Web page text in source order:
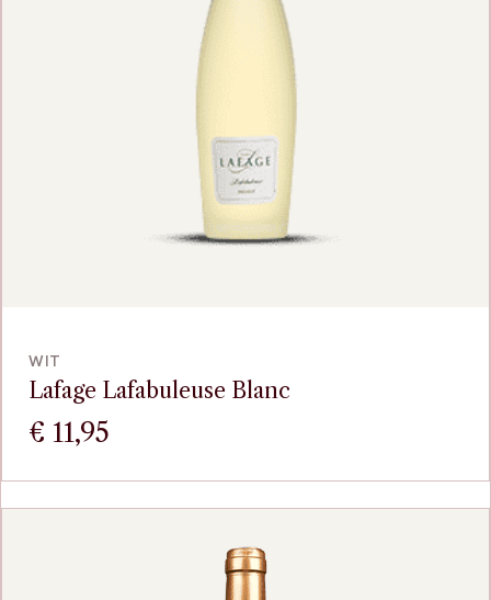
WIT
Lafage Lafabuleuse Blanc
€ 11,95